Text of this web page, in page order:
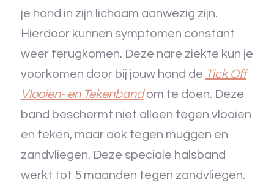
je hond in zijn lichaam aanwezig zijn.
Hierdoor kunnen symptomen constant
weer terugkomen. Deze nare ziekte kun je
voorkomen door bij jouw hond de Tick Off
Vlooien- en Tekenbandom te doen. Deze
band beschermt niet alleen tegen vlooien
en teken, maar ook tegen muggen en
zandvliegen. Deze speciale halsband
werkt tot 5 maanden tegen zandvliegen.